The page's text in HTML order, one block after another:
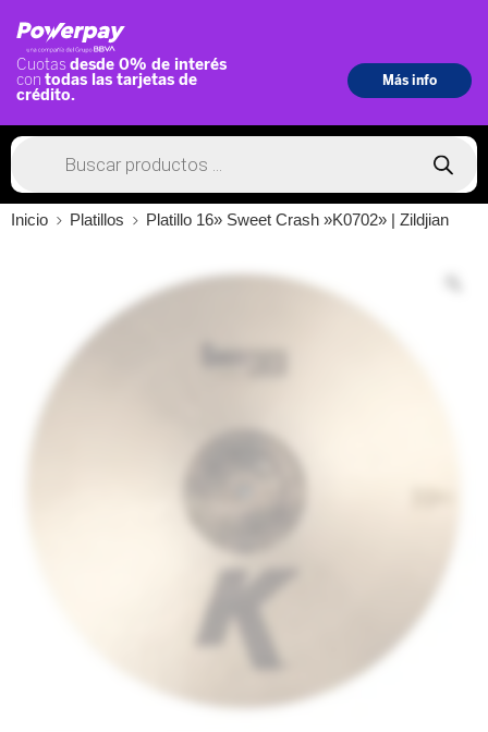
Inicio Platillos Platillo 16» Sweet Crash »K0702» | Zildjian